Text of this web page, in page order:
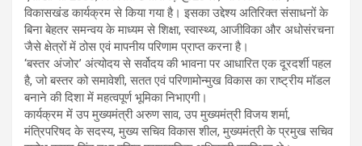
विकासखंड कार्यक्रम से किया गया है। इसका उद्देश्य अतिरिक्त संसाधनों के
बिना बेहतर समन्वय के माध्यम से शिक्षा, स्वास्थ्य, आजीविका और अधोसंरचना
जैसे क्षेत्रों में ठोस एवं मापनीय परिणाम प्राप्त करना है।
‘बस्तर अंजोर’ अंत्योदय से सर्वोदय की भावना पर आधारित एक दूरदर्शी पहल
है, जो बस्तर को समावेशी, सतत एवं परिणामोन्मुख विकास का राष्ट्रीय मॉडल
बनाने की दिशा में महत्वपूर्ण भूमिका निभाएगी।
कार्यक्रम में उप मुख्यमंत्री अरुण साव, उप मुख्यमंत्री विजय शर्मा,
मंत्रिपरिषद के सदस्य, मुख्य सचिव विकास शील, मुख्यमंत्री के प्रमुख सचिव